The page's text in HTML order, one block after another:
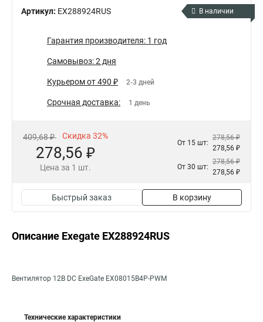
Артикул: EX288924RUS В наличии
Гарантия производителя: 1 год
Самовывоз: 2 дня
Курьером от 490 ₽ 2-3 дней
Срочная доставка: 1 день
409,68 ₽ Скидка 32%
278,56 ₽
Цена за 1 шт.
От 15 шт:
278,56 ₽
278,56 ₽
От 30 шт:
278,56 ₽
278,56 ₽
Быстрый заказ В корзину
Описание Exegate EX288924RUS
Вентилятор 12В DC ExeGate EX08015B4P-PWM
Технические характеристики